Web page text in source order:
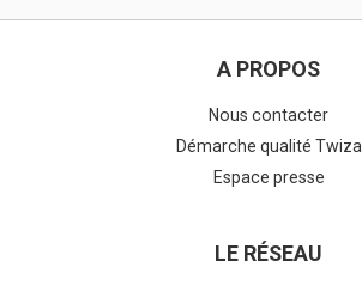
A PROPOS
Nous contacter
Démarche qualité Twiza
Espace presse
LE RÉSEAU